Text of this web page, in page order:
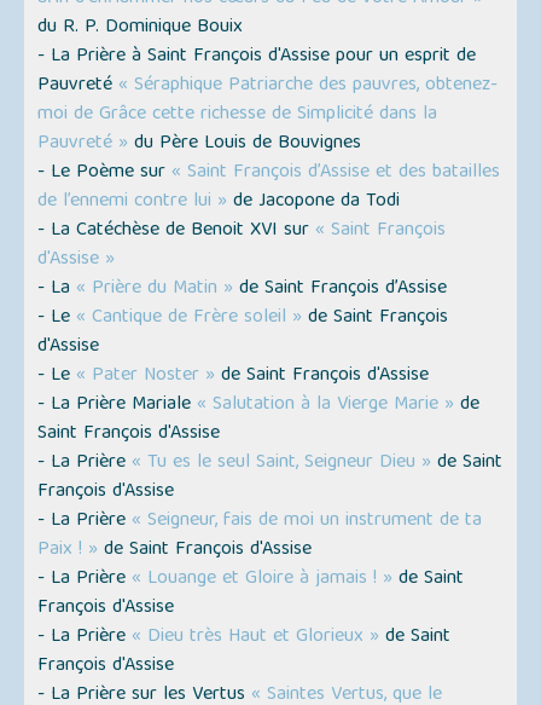
du R. P. Dominique Bouix
- La Prière à Saint François d'Assise pour un esprit de
Pauvreté « Séraphique Patriarche des pauvres, obtenez-
moi de Grâce cette richesse de Simplicité dans la
Pauvreté » du Père Louis de Bouvignes
- Le Poème sur « Saint François d’Assise et des batailles
de l’ennemi contre lui » de Jacopone da Todi
- La Catéchèse de Benoit XVI sur « Saint François
d'Assise »
- La « Prière du Matin »de Saint François d’Assise
- Le « Cantique de Frère soleil » de Saint François
d'Assise
- Le « Pater Noster » de Saint François d'Assise
- La Prière Mariale « Salutation à la Vierge Marie » de
Saint François d'Assise
- La Prière « Tu es le seul Saint, Seigneur Dieu » de Saint
François d'Assise
- La Prière « Seigneur, fais de moi un instrument de ta
Paix ! » de Saint François d'Assise
- La Prière « Louange et Gloire à jamais ! » de Saint
François d'Assise
- La Prière « Dieu très Haut et Glorieux » de Saint
François d'Assise
- La Prière sur les Vertus « Saintes Vertus, que le